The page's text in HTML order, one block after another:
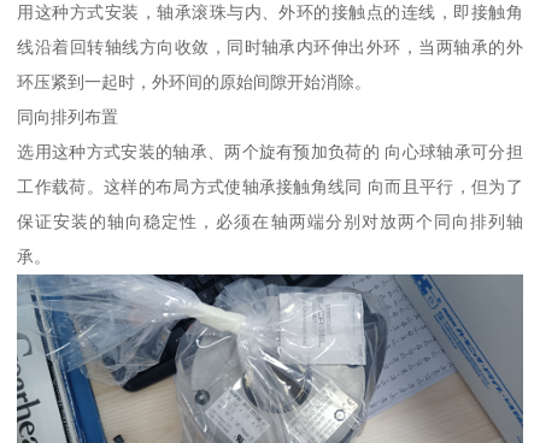
用这种方式安装，轴承滚珠与内、外环的接触点的连线，即接触角
线沿着回转轴线方向收敛，同时轴承内环伸出外环，当两轴承的外
环压紧到一起时，外环间的原始间隙开始消除。
同向排列布置
选用这种方式安装的轴承、两个旋有预加负荷的 向心球轴承可分担
工作载荷。这样的布局方式使轴承接触角线同 向而且平行，但为了
保证安装的轴向稳定性，必须在轴两端分别对放两个同向排列轴
承。